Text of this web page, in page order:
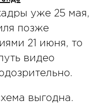
уже 25 мая,
позже
21 июня, то
видео
выгодна.